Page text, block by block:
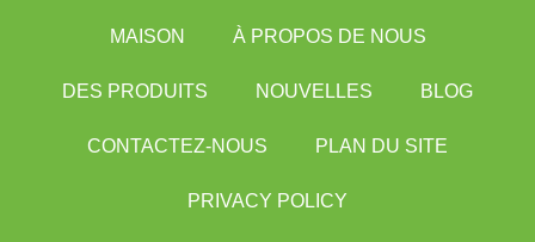
MAISON À PROPOS DE NOUS
DES PRODUITS NOUVELLES BLOG
CONTACTEZ-NOUS PLAN DU SITE
PRIVACY POLICY